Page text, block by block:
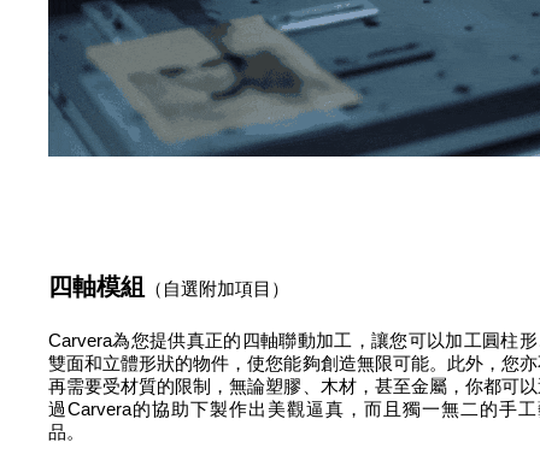
四軸模組 （自選附加項目）
Carvera為您提供真正的四軸聯動加工，讓您可以加工圓柱
雙面和立體形狀的物件，使您能夠創造無限可能。此外，您
再需要受材質的限制，無論塑膠、木材，甚至金屬，你都可
過Carvera的協助下製作出美觀逼真，而且獨一無二的手工
品。